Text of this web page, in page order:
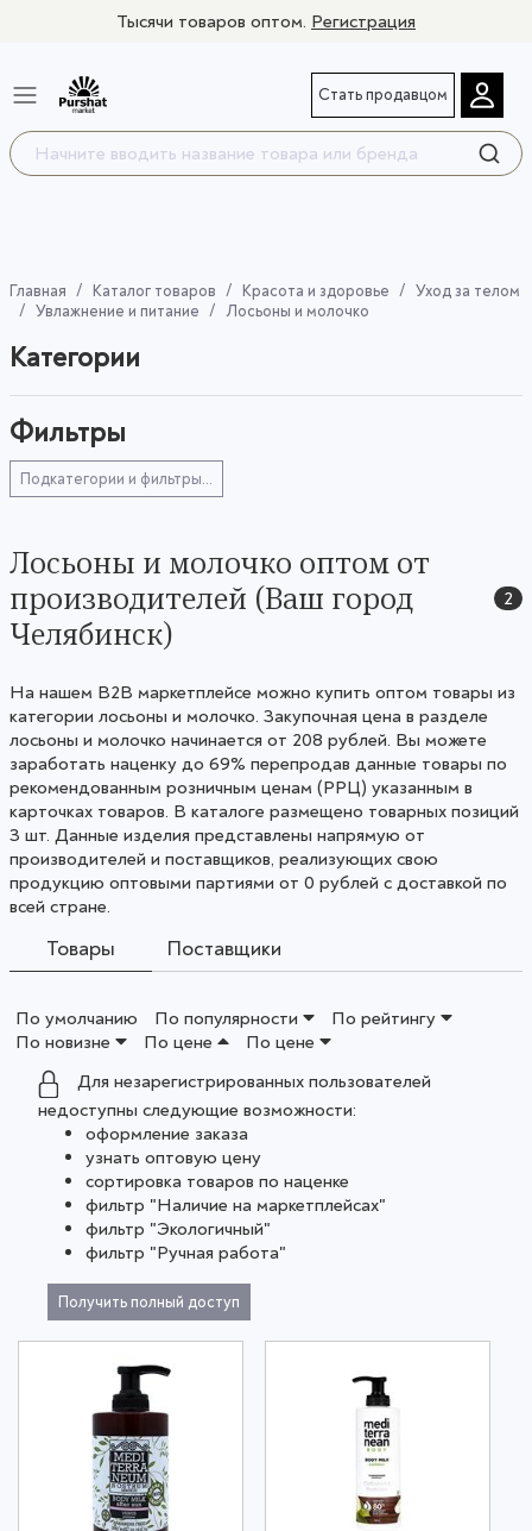
Тысячи товаров оптом. Регистрация
Стать продавцом
Главная Каталог товаров Красота и здоровье
Уход за телом
Увлажнение и питание
Лосьоны и молочко
Категории
Фильтры
Подкатегории и фильтры...
Лосьоны и молочко оптом от
производителей (Ваш город
Челябинск)
2
На нашем B2B маркетплейсе можно купить оптом товары из
категории лосьоны и молочко. Закупочная цена в разделе
лосьоны и молочко начинается от 208 рублей. Вы можете
заработать наценку до 69% перепродав данные товары по
рекомендованным розничным ценам (РРЦ) указанным в
карточках товаров. В каталоге размещено товарных позиций
3 шт. Данные изделия представлены напрямую от
производителей и поставщиков, реализующих свою
продукцию оптовыми партиями от 0 рублей с доставкой по
всей стране.
Товары Поставщики
По умолчанию По популярности
По рейтингу
По новизне
По цене
По цене
Для незарегистрированных пользователей
недоступны следующие возможности:
оформление заказа
узнать оптовую цену
сортировка товаров по наценке
фильтр "Наличие на маркетплейсах"
фильтр "Экологичный"
фильтр "Ручная работа"
Получить полный доступ